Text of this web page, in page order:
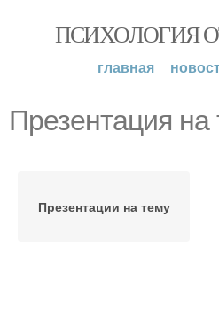
ПСИХОЛОГИЯ
главная
Презентация на
Презентации на тему